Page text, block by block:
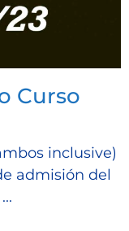
Curso
inclusive)
admisión del